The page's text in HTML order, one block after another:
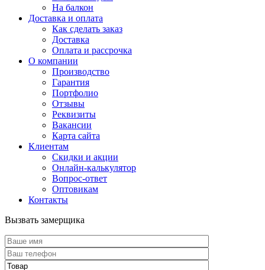
На балкон
Доставка и оплата
Как сделать заказ
Доставка
Оплата и рассрочка
О компании
Производство
Гарантия
Портфолио
Отзывы
Реквизиты
Вакансии
Карта сайта
Клиентам
Скидки и акции
Онлайн-калькулятор
Вопрос-ответ
Оптовикам
Контакты
Вызвать замерщика